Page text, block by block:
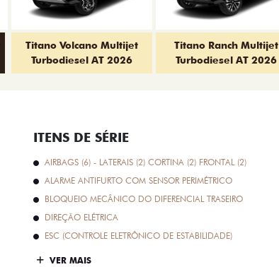
Titano Volcano Multijet
Turbodiesel AT 2026
Titano Ranch Multijet
Turbodiesel AT 2026
ITENS DE SÉRIE
AIRBAGS (6) - LATERAIS (2) CORTINA (2) FRONTAL (2)
ALARME ANTIFURTO COM SENSOR PERIMÉTRICO
BLOQUEIO MECÂNICO DO DIFERENCIAL TRASEIRO
DIREÇÃO ELÉTRICA
ESC (CONTROLE ELETRÔNICO DE ESTABILIDADE)
VER MAIS